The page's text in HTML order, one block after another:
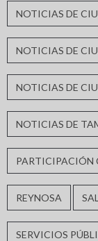
NOTICIAS DE
NOTICIAS DE
NOTICIAS DE
NOTICIAS DE
PARTICIPACIÓN
REYNOSA
SERVICIOS